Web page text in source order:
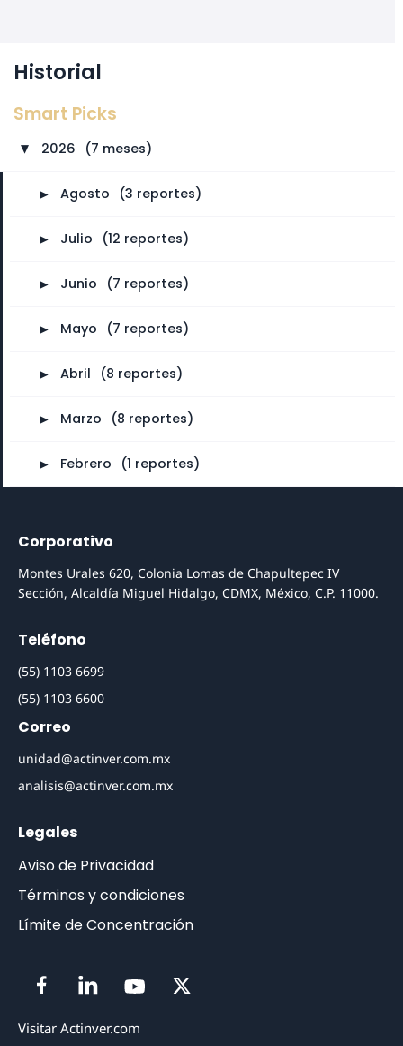
Historial
Smart Picks
► 2026 (7 meses)
► Agosto (3 reportes)
► Julio (12 reportes)
► Junio (7 reportes)
► Mayo (7 reportes)
► Abril (8 reportes)
► Marzo (8 reportes)
► Febrero (1 reportes)
Corporativo
Montes Urales 620, Colonia Lomas de Chapultepec IV
Sección, Alcaldía Miguel Hidalgo, CDMX, México, C.P. 11000.
Teléfono
(55) 1103 6699
(55) 1103 6600
Correo
unidad@actinver.com.mx
analisis@actinver.com.mx
Legales
Aviso de Privacidad
Términos y condiciones
Límite de Concentración
Visitar Actinver.com